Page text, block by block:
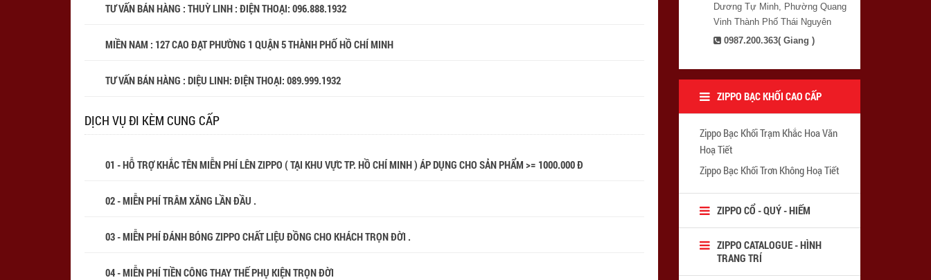
TƯ VẤN BÁN HÀNG : THUỲ LINH : ĐIỆN THOẠI: 096.888.1932
MIỀN NAM : 127 CAO ĐẠT PHƯỜNG 1 QUẬN 5 THÀNH PHỐ HỒ CHÍ MINH
TƯ VẤN BÁN HÀNG : DIỆU LINH: ĐIỆN THOẠI: 089.999.1932
DỊCH VỤ ĐI KÈM CUNG CẤP
01 - HỖ TRỢ KHẮC TÊN MIỄN PHÍ LÊN ZIPPO ( TẠI KHU VỰC TP. HỒ CHÍ MINH ) ÁP DỤNG CHO SẢN PHẨM >= 1000.000 Đ
02 - MIỄN PHÍ TRÂM XĂNG LẦN ĐẦU .
03 - MIỄN PHÍ ĐÁNH BÓNG ZIPPO CHẤT LIỆU ĐỒNG CHO KHÁCH TRỌN ĐỜI .
04 - MIỄN PHÍ TIỀN CÔNG THAY THẾ PHỤ KIỆN TRỌN ĐỜI
Dương Tự Minh, Phường Quang
Vinh Thành Phố Thái Nguyên
0987.200.363( Giang )
ZIPPO BẠC KHỐI CAO CẤP
Zippo Bạc Khối Trạm Khắc Hoa Văn
Hoạ Tiết
Zippo Bạc Khối Trơn Không Hoạ Tiết
ZIPPO CỔ - QUÝ - HIẾM
ZIPPO CATALOGUE - HÌNH
TRANG TRÍ